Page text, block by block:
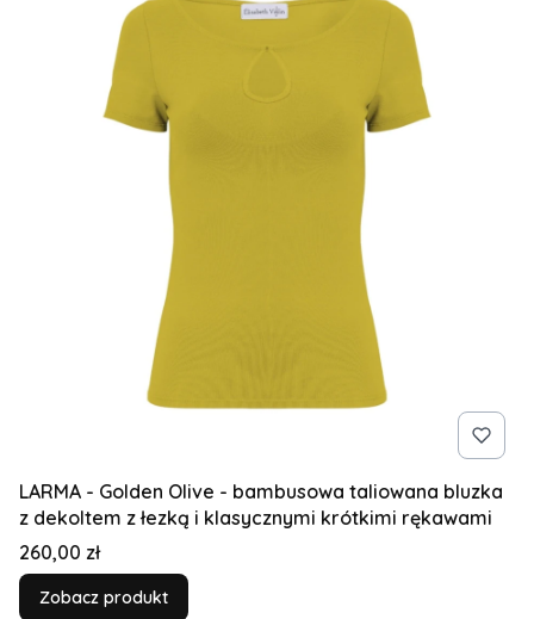
LARMA - Golden Olive - bambusowa taliowana bluzka
z dekoltem z łezką i klasycznymi krótkimi rękawami
Cena
260,00 zł
Zobacz produkt